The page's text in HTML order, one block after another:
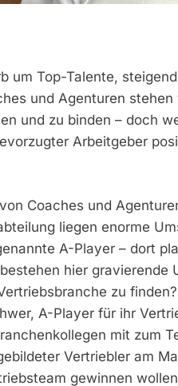
um Top-Talente,
und Agenturen
und zu binden – doch
Arbeitgeber
Coaches und
liegen enorme
A-Player – dort
hier gravierende
zu
A-Player für ihr
mit zum
Vertriebler am
gewinnen